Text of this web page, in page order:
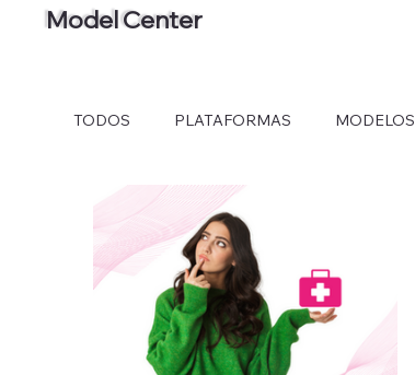
Model Center
TODOS PLATAFORMAS MODELOS